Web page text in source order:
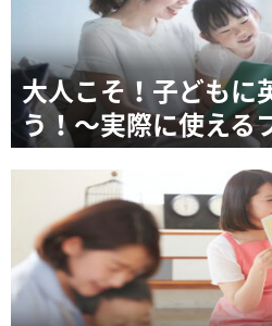
大人こそ！子どもに
う！～実際に使える